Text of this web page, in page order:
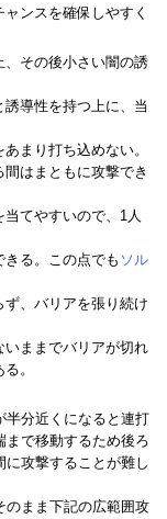
ンスを確保しやすく
その後小さい闇の誘
導性を持つ上に、当
まり打ち込めない。
はまともに攻撃でき
てやすいので、1人
る。この点でも ソル
、バリアを張り続け
いままでバリアが切れ
。
半分近くになると連打
まで移動するため後ろ
攻撃することが難し
のまま下記の広範囲攻